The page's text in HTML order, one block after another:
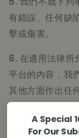
有錯誤、任何缺
擊或傷害。
6. 在適用法律所
平台的內容，我
其他方面作出任
7. 你同意在下
風險。對於你的
A Special
For Our